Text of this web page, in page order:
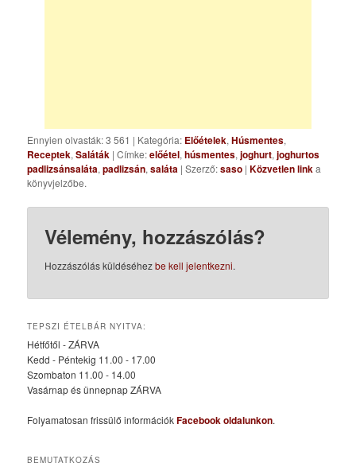
Ennyien olvasták: 3 561 | Kategória: Előételek,Húsmentes,
Receptek,Saláták | Címke:előétel,húsmentes,joghurt,joghurtos
padlizsánsaláta,padlizsán,saláta | Szerző:saso |Közvetlen linka
könyvjelzőbe.
Vélemény, hozzászólás?
Hozzászólás küldéséhezbe kell jelentkezni.
TEPSZI ÉTELBÁR NYITVA:
Hétfőtől - ZÁRVA
Kedd - Péntekig 11.00 - 17.00
Szombaton 11.00 - 14.00
Vasárnap és ünnepnap ZÁRVA
Folyamatosan frissülő információkFacebook oldalunkon.
BEMUTATKOZÁS